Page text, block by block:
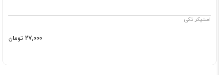
استیکر تکی
27,000 تومان